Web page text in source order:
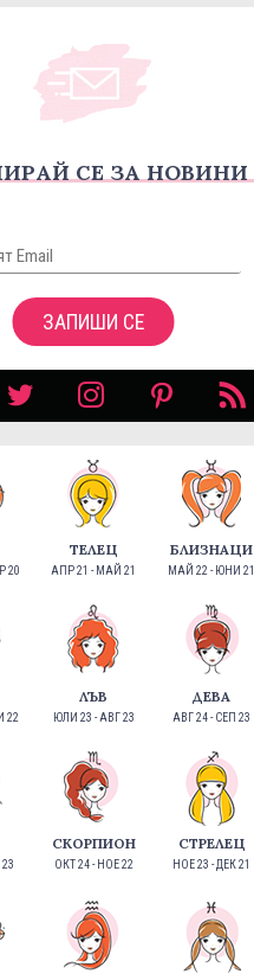
СЕ ЗА НОВИНИ
ЗАПИШИ СЕ
20
ТЕЛЕЦ
АПР 21 - МАЙ 21
БЛИЗНАЦИ
МАЙ 22 - ЮНИ 21
22
ЛЪВ
ЮЛИ 23 - АВГ 23
ДЕВА
АВГ 24 - СЕП 23
СКОРПИОН
ОКТ 24 - НОЕ 22
СТРЕЛЕЦ
НОЕ 23 - ДЕК 21